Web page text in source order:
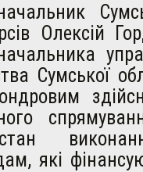
Олексій
Сумської
які